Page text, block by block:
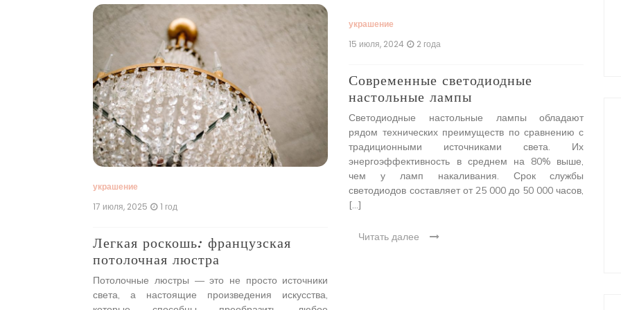
украшение
17 июля, 2025 1 год
Легкая роскошь: французская
потолочная люстра
Потолочные люстры — это не просто источники
света, а настоящие произведения искусства,
украшение
15 июля, 2024 2 года
Современные светодиодные
настольные лампы
Светодиодные настольные лампы обладают
рядом технических преимуществ по сравнению с
традиционными источниками света. Их
энергоэффективность в среднем на 80% выше,
чем у ламп накаливания. Срок службы
светодиодов составляет от 25 000 до 50 000 часов,
[…]
Читать далее
8